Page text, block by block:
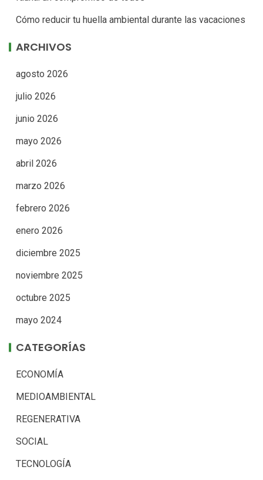
Cómo reducir tu huella ambiental durante las vacaciones
ARCHIVOS
agosto 2026
julio 2026
junio 2026
mayo 2026
abril 2026
marzo 2026
febrero 2026
enero 2026
diciembre 2025
noviembre 2025
octubre 2025
mayo 2024
CATEGORÍAS
ECONOMÍA
MEDIOAMBIENTAL
REGENERATIVA
SOCIAL
TECNOLOGÍA